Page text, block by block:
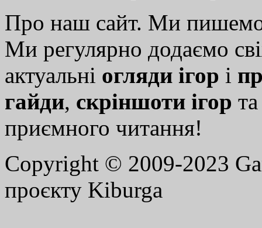
Про наш сайт. Ми
Ми регулярно додаємо
актуальні огляди ігор і
гайди, скріншоти ігор
приємного читання!
Copyright © 2009-2023
проєкту Kiburga